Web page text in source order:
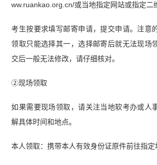
ww.ruankao.org.cn/或当地指定网站或指定二
考生按要求填写邮寄申请，提交申请。注意
领取只能选择其一，选择邮寄后就无法现场
交后一般无法修改，请仔细核对。
②现场领取
如果需要现场领取，请关注当地软考办或人
解具体时间和地点。
本人领取：携带本人有效身份证原件前往指定